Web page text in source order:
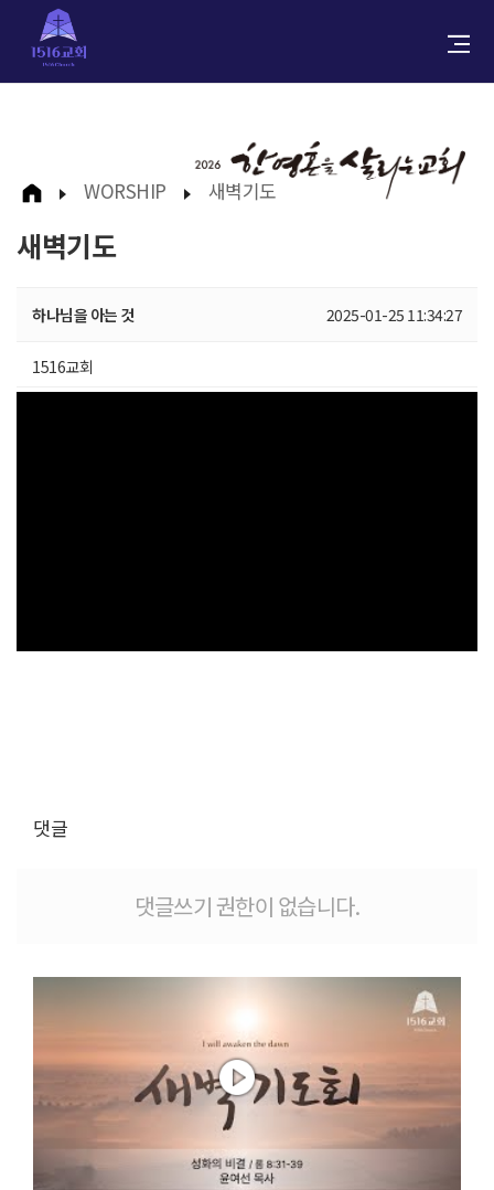
WORSHIP 새벽기도
새벽기도
하나님을 아는 것 2025-01-25 11:34:27
1516교회
댓글
댓글쓰기 권한이 없습니다.